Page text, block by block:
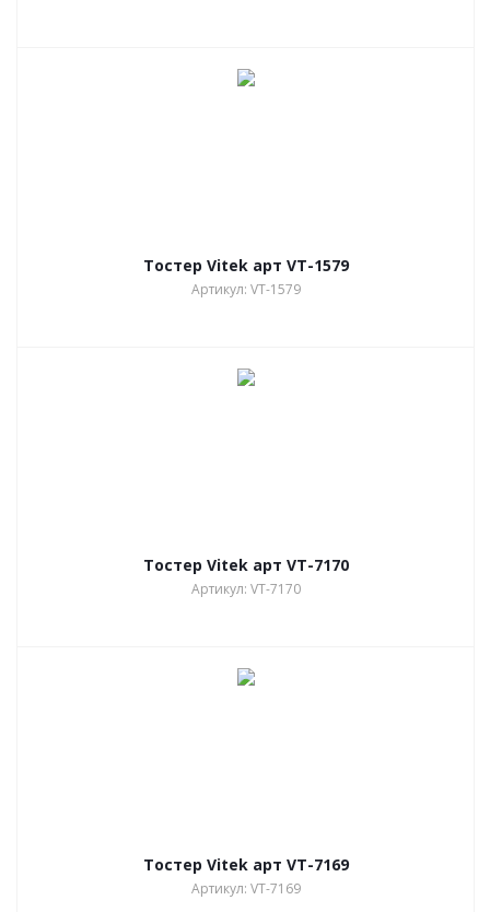
Тостер Vitek арт VT-1579
Артикул: VT-1579
Тостер Vitek арт VT-7170
Артикул: VT-7170
Тостер Vitek арт VT-7169
Артикул: VT-7169